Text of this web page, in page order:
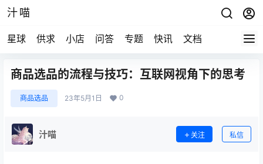
汁喵
星球 供求 小店 问答 专题 快讯 文档
商品选品的流程与技巧：互联网视角下的思考
商品选品 23年5月1日 0
汁喵 关注 私信